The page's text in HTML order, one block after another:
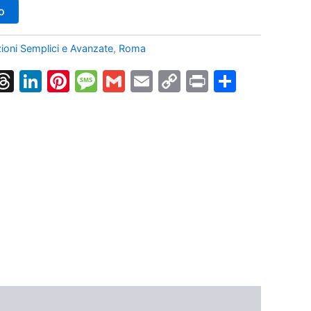
Semplici e Avanzate, Roma
Threads
LinkedIn
Pinterest
Message
GmailEmailCopy
Print